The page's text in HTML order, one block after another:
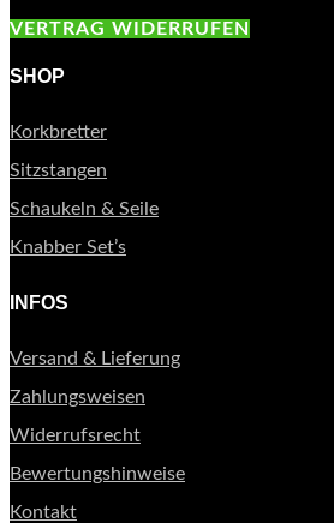
VERTRAG WIDERRUFEN
SHOP
Korkbretter
Sitzstangen
Schaukeln & Seile
Knabber Set’s
INFOS
Versand & Lieferung
Zahlungsweisen
Widerrufsrecht
Bewertungshinweise
Kontakt